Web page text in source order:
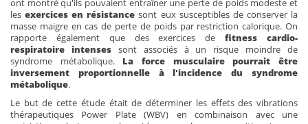
ont montré qu'ils pouvaient entraîner une perte de poids modeste et
lesexercices en résistance sont eux susceptibles de conserver la
masse maigre en cas de perte de poids par restriction calorique. On
rapporte également que des exercices defitness cardio-
respiratoire intensessont associés à un risque moindre de
syndrome métabolique. La force musculaire pourrait être
inversement proportionnelle à l'incidence du syndrome
métabolique.
Le but de cette étude était de déterminer les effets des vibrations
thérapeutiques Power Plate (WBV) en combinaison avec une